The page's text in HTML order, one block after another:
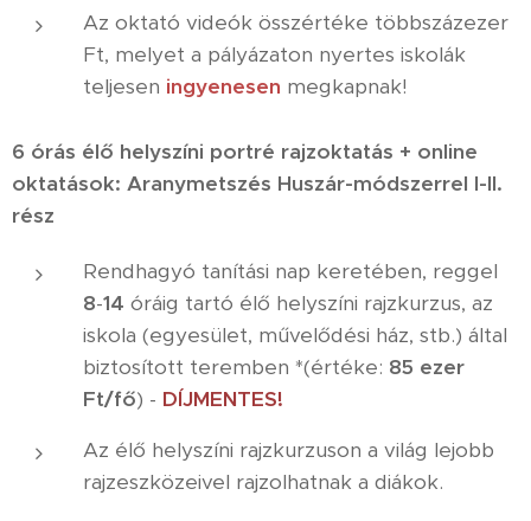
Az oktató videók összértéke többszázezer
Ft, melyet a pályázaton nyertes iskolák
teljesen ingyenesen megkapnak!
6 órás élő helyszíni portré rajzoktatás + online
oktatások: Aranymetszés Huszár-módszerrel I-II.
rész
Rendhagyó tanítási nap keretében, reggel
8-14 óráig tartó élő helyszíni rajzkurzus, az
iskola (egyesület, művelődési ház, stb.) által
biztosított teremben *(értéke: 85 ezer
Ft/fő) - DÍJMENTES!
Az élő helyszíni rajzkurzuson a világ lejobb
rajzeszközeivel rajzolhatnak a diákok.